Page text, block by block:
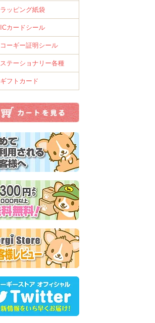
ラッピング紙袋
ICカードシール
コーギー証明シール
ステーショナリー各種
ギフトカード